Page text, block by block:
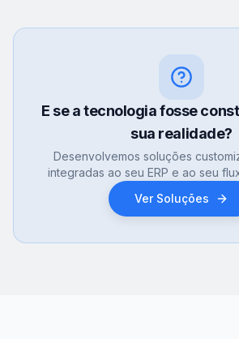
E se a tecnologia fosse
sua realidade?
Desenvolvemos soluções
integradas ao seu ERP e ao seu
Ver Soluções